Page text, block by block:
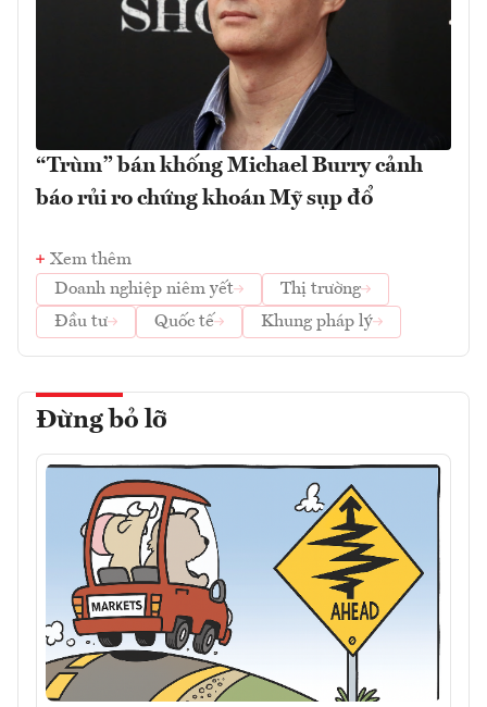
“Trùm” bán khống Michael Burry cảnh
báo rủi ro chứng khoán Mỹ sụp đổ
Xem thêm
Doanh nghiệp niêm yết
Thị trường
Đầu tư
Quốc tế Khung pháp lý
Đừng bỏ lỡ